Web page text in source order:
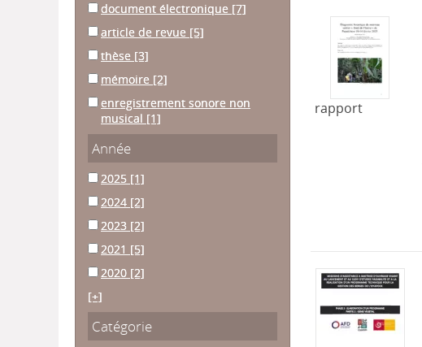
document électronique [7]
article de revue [5]
thèse [3]
mémoire [2]
enregistrement sonore non
musical [1]
Année
2025 [1]
2024 [2]
2023 [2]
2021 [5]
2020 [2]
[+]
Catégorie
rapport